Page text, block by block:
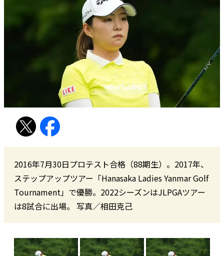
2016年7月30日プロテスト合格（88期生）。2017年、
ステップアップツアー「Hanasaka Ladies Yanmar Golf
Tournament」で優勝。2022シーズンはJLPGAツアー
は8試合に出場。 写真／相田克己